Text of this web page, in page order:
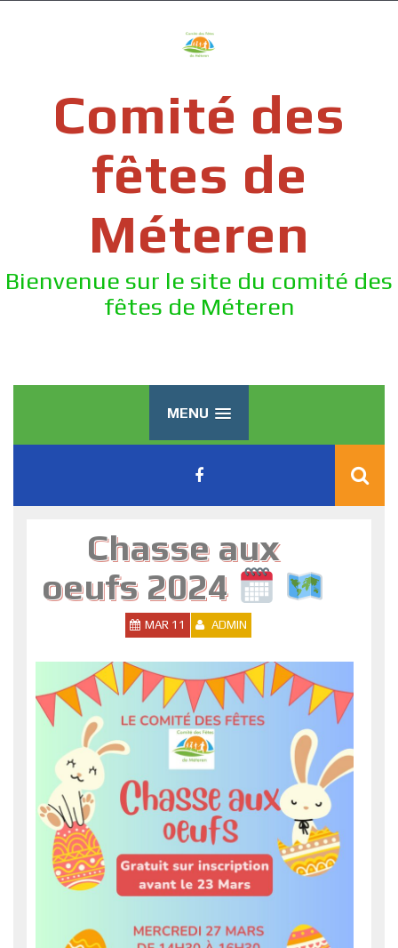
Comité des
fêtes de
Méteren
Bienvenue sur le site du comité des
fêtes de Méteren
MENU
Chasse aux
oeufs 2024
MAR 11 ADMIN